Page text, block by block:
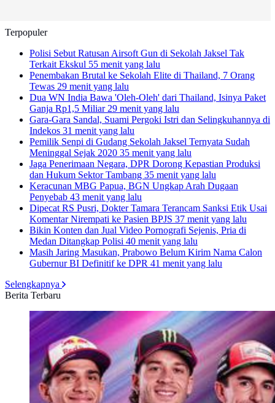
Terpopuler
Polisi Sebut Ratusan Airsoft Gun di Sekolah Jaksel Tak
Terkait Ekskul 55 menit yang lalu
Penembakan Brutal ke Sekolah Elite di Thailand, 7 Orang
Tewas 29 menit yang lalu
Dua WN India Bawa 'Oleh-Oleh' dari Thailand, Isinya Paket
Ganja Rp1,5 Miliar 29 menit yang lalu
Gara-Gara Sandal, Suami Pergoki Istri dan Selingkuhannya di
Indekos 31 menit yang lalu
Pemilik Senpi di Gudang Sekolah Jaksel Ternyata Sudah
Meninggal Sejak 2020 35 menit yang lalu
Jaga Penerimaan Negara, DPR Dorong Kepastian Produksi
dan Hukum Sektor Tambang 35 menit yang lalu
Keracunan MBG Papua, BGN Ungkap Arah Dugaan
Penyebab 43 menit yang lalu
Dipecat RS Pusri, Dokter Tamara Terancam Sanksi Etik Usai
Komentar Nirempati ke Pasien BPJS 37 menit yang lalu
Bikin Konten dan Jual Video Pornografi Sejenis, Pria di
Medan Ditangkap Polisi 40 menit yang lalu
Masih Jaring Masukan, Prabowo Belum Kirim Nama Calon
Gubernur BI Definitif ke DPR 41 menit yang lalu
Selengkapnya
Berita Terbaru